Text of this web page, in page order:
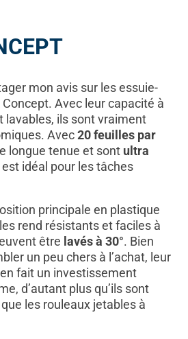
mon avis sur les essuie-
Avec leur capacité à
lavables, ils sont vraiment
Avec20 feuilles par
longue tenue et sont ultra
est idéal pour les tâches
principale en plastique
rend résistants et faciles à
être lavés à 30°. Bien
un peu chers à l’achat, leur
fait un investissement
d’autant plus qu’ils sont
les rouleaux jetables à